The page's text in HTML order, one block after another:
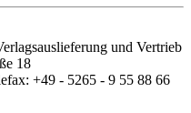
und Vertrieb
18
+49 - 5265 - 9 55 88 66